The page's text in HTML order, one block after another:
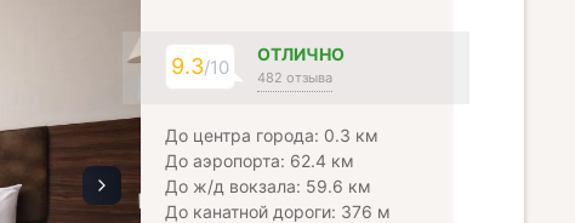
9.3/10
ОТЛИЧНО
482 отзыва
До центра города: 0.3 км
До аэропорта: 62.4 км
До ж/д вокзала: 59.6 км
До канатной дороги: 376 м